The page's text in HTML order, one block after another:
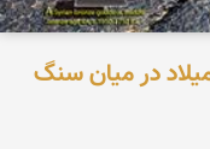
در میان سنگ